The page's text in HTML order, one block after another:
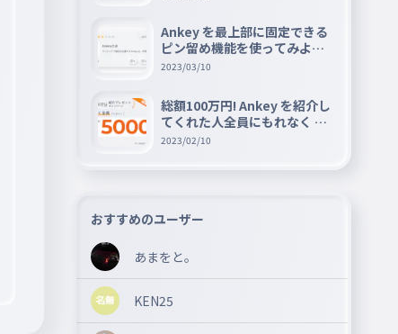
Ankey を最上部に固定できる
ピン留め機能を使ってみよう
📌
2023/03/10
総額100万円! Ankey を紹介し
てくれた人全員にもれなく A
mazon ギフト券 5000 円分を
2023/02/10
おすすめのユーザー
あまをと。
KEN25